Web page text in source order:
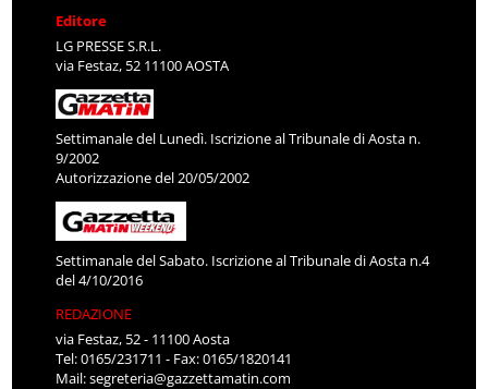
Editore
LG PRESSE S.R.L.
via Festaz, 52 11100 AOSTA
Settimanale del Lunedì. Iscrizione al Tribunale di Aosta n.
9/2002
Autorizzazione del 20/05/2002
Settimanale del Sabato. Iscrizione al Tribunale di Aosta n.4
del 4/10/2016
REDAZIONE
via Festaz, 52 - 11100 Aosta
Tel: 0165/231711 - Fax: 0165/1820141
Mail:segreteria@gazzettamatin.com